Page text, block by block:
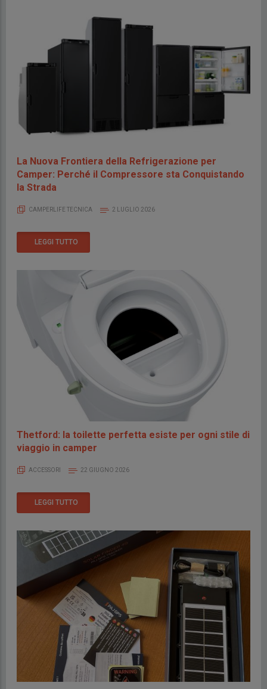
La Nuova Frontiera della Refrigerazione per
Camper: Perché il Compressore sta Conquistando
la Strada
CAMPERLIFE TECNICA 2 LUGLIO 2026
LEGGI TUTTO
Thetford: la toilette perfetta esiste per ogni stile di
viaggio in camper
ACCESSORI 22 GIUGNO 2026
LEGGI TUTTO